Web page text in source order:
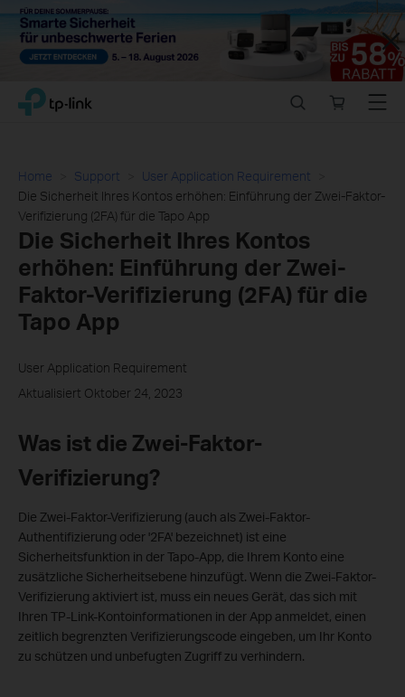
Close
Click
navigation
TP-Link, Reliably Smart
store
Menu
Home Support
User Application Requirement
Die Sicherheit Ihres Kontos erhöhen: Einführung der Zwei-Faktor-
Verifizierung (2FA) für die Tapo App
Die Sicherheit Ihres Kontos
erhöhen: Einführung der Zwei-
Faktor-Verifizierung (2FA) für die
Tapo App
User Application Requirement
Aktualisiert Oktober 24, 2023
Was ist die Zwei-Faktor-
Verifizierung?
Die Zwei-Faktor-Verifizierung (auch als Zwei-Faktor-
Authentifizierung oder '2FA' bezeichnet) ist eine
Sicherheitsfunktion in der Tapo-App, die Ihrem Konto eine
zusätzliche Sicherheitsebene hinzufügt. Wenn die Zwei-Faktor-
Verifizierung aktiviert ist, muss ein neues Gerät, das sich mit
Ihren TP-Link-Kontoinformationen in der App anmeldet, einen
zeitlich begrenzten Verifizierungscode eingeben, um Ihr Konto
zu schützen und unbefugten Zugriff zu verhindern.